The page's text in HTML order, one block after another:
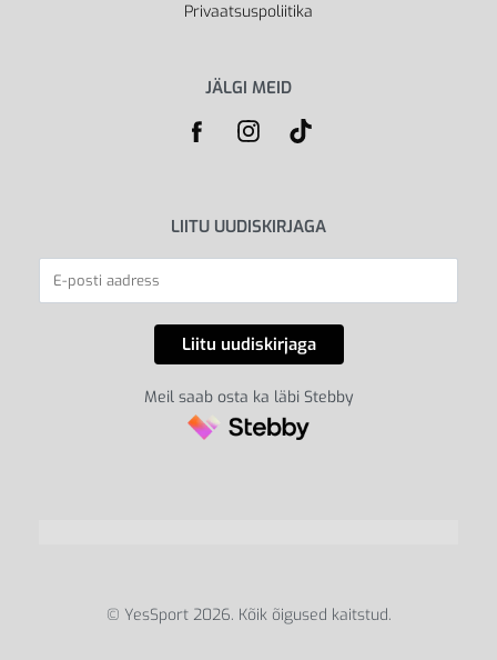
Privaatsuspoliitika
JÄLGI MEID
LIITU UUDISKIRJAGA
Meil saab osta ka läbi Stebby
© YesSport 2026. Kõik õigused kaitstud.